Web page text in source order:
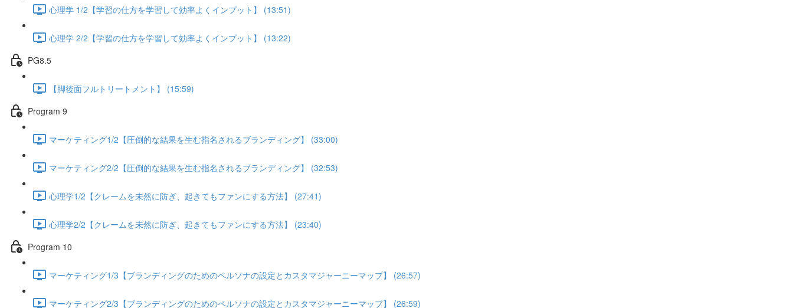
心理学 1/2【学習の仕方を学習して効率よくインプット】 (13:51)
心理学 2/2【学習の仕方を学習して効率よくインプット】 (13:22)
PG8.5
【脚後面フルトリートメント】 (15:59)
Program 9
マーケティング1/2【圧倒的な結果を生む指名されるブランディング】 (33:00)
マーケティング2/2【圧倒的な結果を生む指名されるブランディング】 (32:53)
心理学1/2【クレームを未然に防ぎ、起きてもファンにする方法】 (27:41)
心理学2/2【クレームを未然に防ぎ、起きてもファンにする方法】 (23:40)
Program 10
マーケティング1/3【ブランディングのためのペルソナの設定とカスタマジャーニーマップ】 (26:57)
マーケティング2/3【ブランディングのためのペルソナの設定とカスタマジャーニーマップ】 (26:59)